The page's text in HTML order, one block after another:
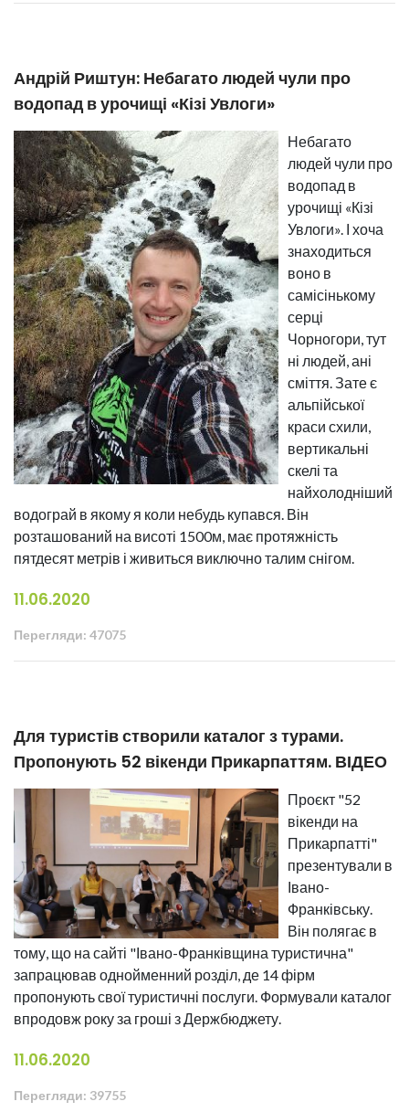
Андрій Риштун: Небагато людей чули про
водопад в урочищі «Кізі Увлоги»
Небагато
людей чули про
водопад в
урочищі «Кізі
Увлоги». І хоча
знаходиться
воно в
самісінькому
серці
Чорногори, тут
ні людей, ані
сміття. Зате є
альпійської
краси схили,
вертикальні
скелі та
найхолодніший
водограй в якому я коли небудь купався. Він
розташований на висоті 1500м, має протяжність
пятдесят метрів і живиться виключно талим снігом.
11.06.2020
Перегляди: 47075
Для туристів створили каталог з турами.
Пропонують 52 вікенди Прикарпаттям. ВІДЕО
Проєкт "52
вікенди на
Прикарпатті"
презентували в
Івано-
Франківську.
Він полягає в
тому, що на сайті "Івано-Франківщина туристична"
запрацював однойменний розділ, де 14 фірм
пропонують свої туристичні послуги. Формували каталог
впродовж року за гроші з Держбюджету.
11.06.2020
Перегляди: 39755